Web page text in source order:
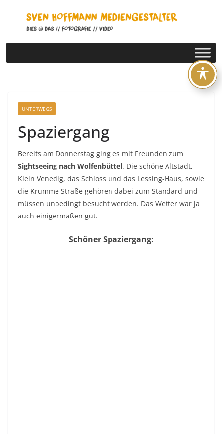
springen
UNTERWEGS
Spaziergang
Bereits am Donnerstag ging es mit Freunden zum
Sightseeing nach Wolfenbüttel. Die schöne Altstadt,
Klein Venedig, das Schloss und das Lessing-Haus, sowie
die Krumme Straße gehören dabei zum Standard und
müssen unbedingt besucht werden. Das Wetter war ja
auch einigermaßen gut.
Schöner Spaziergang: